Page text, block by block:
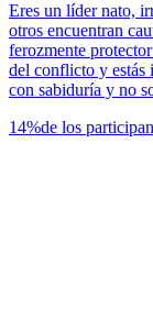
Eres un líder nato,
otros encuentran
ferozmente
del conflicto y estás
con sabiduría y no
14%de los